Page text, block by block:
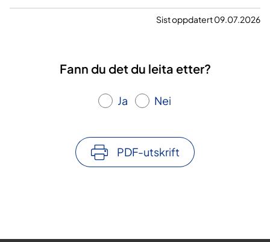
Sist oppdatert 09.07.2026
Fann du det du leita etter?
Ja Nei
PDF-utskrift